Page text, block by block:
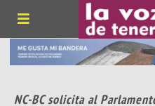
NC-BC solicita al